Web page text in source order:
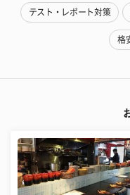
テスト・レポート対策
格